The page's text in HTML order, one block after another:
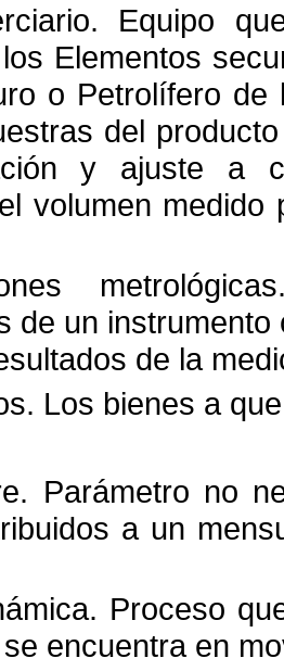
Equipo
Elementos
o Petrolífero
del
y ajuste
a
volumen
de un instrumento
de la
Los bienes a
Parámetro no
a un
Proceso
encuentra en